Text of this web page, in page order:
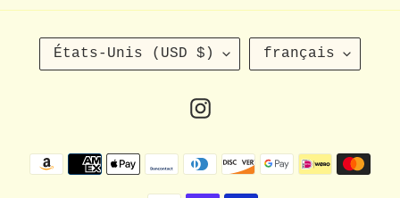
A
É
G
États-Unis (USD $)
A
français
Instagram
Moyens
de